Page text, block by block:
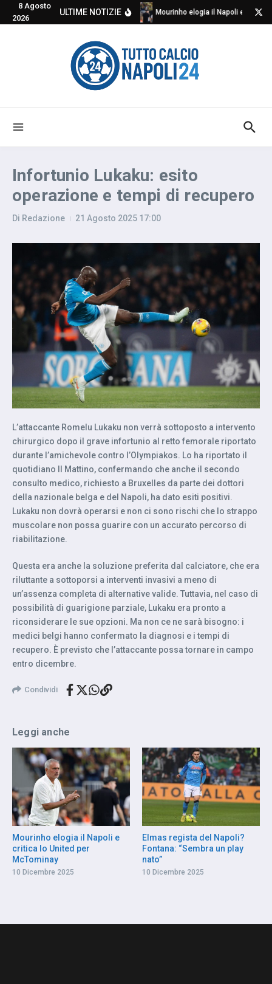
Salta al contenuto
8 Agosto
2026
ULTIME NOTIZIE Mourinho elogia il Napoli e critica
Infortunio Lukaku: esito
operazione e tempi di recupero
Di Redazione 21 Agosto 2025 17:00
L’attaccante Romelu Lukaku non verrà sottoposto a intervento
chirurgico dopo il grave infortunio al retto femorale riportato
durante l’amichevole contro l’Olympiakos. Lo ha riportato il
quotidiano Il Mattino, confermando che anche il secondo
consulto medico, richiesto a Bruxelles da parte dei dottori
della nazionale belga e del Napoli, ha dato esiti positivi.
Lukaku non dovrà operarsi e non ci sono rischi che lo strappo
muscolare non possa guarire con un accurato percorso di
riabilitazione.
Questa era anche la soluzione preferita dal calciatore, che era
riluttante a sottoporsi a interventi invasivi a meno di
un’assenza completa di alternative valide. Tuttavia, nel caso di
possibilità di guarigione parziale, Lukaku era pronto a
riconsiderare le sue opzioni. Ma non ce ne sarà bisogno: i
medici belgi hanno confermato la diagnosi e i tempi di
recupero. È previsto che l’attaccante possa tornare in campo
entro dicembre.
Condividi
Leggi anche
Mourinho elogia il Napoli e
critica lo United per
McTominay
10 Dicembre 2025
Elmas regista del Napoli?
Fontana: “Sembra un play
nato”
10 Dicembre 2025